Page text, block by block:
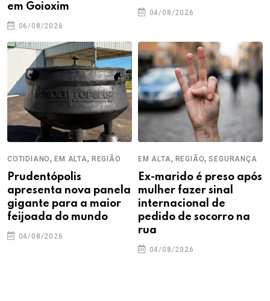
em Goioxim
06/08/2026
04/08/2026
COTIDIANO,EM ALTA, REGIÃO
Prudentópolis
apresenta nova panela
gigante para a maior
feijoada do mundo
04/08/2026
EM ALTA, REGIÃO,SEGURANÇA
Ex-marido é preso após
mulher fazer sinal
internacional de
pedido de socorro na
rua
04/08/2026